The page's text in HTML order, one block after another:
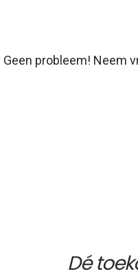
Geen probleem! Neem
Dé